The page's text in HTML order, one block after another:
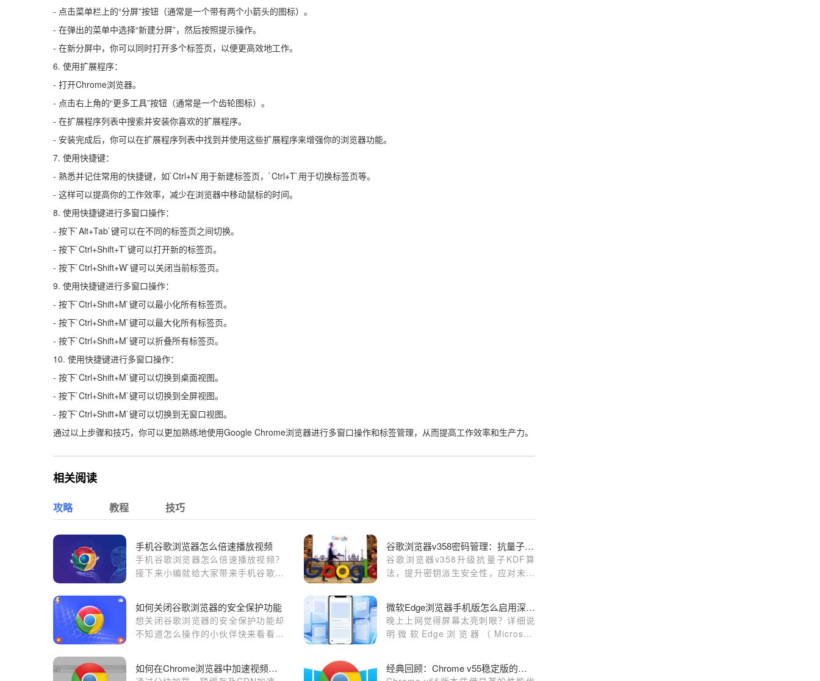
- 点击菜单栏上的“分屏”按钮（通常是一个带有两个小箭头的图标）。
- 在弹出的菜单中选择“新建分屏”，然后按照提示操作。
- 在新分屏中，你可以同时打开多个标签页，以便更高效地工作。
6. 使用扩展程序：
- 打开Chrome浏览器。
- 点击右上角的“更多工具”按钮（通常是一个齿轮图标）。
- 在扩展程序列表中搜索并安装你喜欢的扩展程序。
- 安装完成后，你可以在扩展程序列表中找到并使用这些扩展程序来增强你的浏览器功能。
7. 使用快捷键：
- 熟悉并记住常用的快捷键，如`Ctrl+N`用于新建标签页，`Ctrl+T`用于切换标签页等。
- 这样可以提高你的工作效率，减少在浏览器中移动鼠标的时间。
8. 使用快捷键进行多窗口操作：
- 按下`Alt+Tab`键可以在不同的标签页之间切换。
- 按下`Ctrl+Shift+T`键可以打开新的标签页。
- 按下`Ctrl+Shift+W`键可以关闭当前标签页。
9. 使用快捷键进行多窗口操作：
- 按下`Ctrl+Shift+M`键可以最小化所有标签页。
- 按下`Ctrl+Shift+M`键可以最大化所有标签页。
- 按下`Ctrl+Shift+M`键可以折叠所有标签页。
10. 使用快捷键进行多窗口操作：
- 按下`Ctrl+Shift+M`键可以切换到桌面视图。
- 按下`Ctrl+Shift+M`键可以切换到全屏视图。
- 按下`Ctrl+Shift+M`键可以切换到无窗口视图。
通过以上步骤和技巧，你可以更加熟练地使用Google Chrome浏览器进行多窗口操作和标签管理，从而提高工作效率和生产力。
相关阅读
攻略 教程 技巧
手机谷歌浏览器怎么倍速播放视频
手机谷歌浏览器怎么倍速播放视频？
接下来小编就给大家带来手机谷歌浏
谷歌浏览器v358密码管理：抗量子KDF算法升级
谷歌浏览器v358升级抗量子KDF算
法，提升密钥派生安全性，应对未来
如何关闭谷歌浏览器的安全保护功能
想关闭谷歌浏览器的安全保护功能却
不知道怎么操作的小伙伴快来看看下
微软Edge浏览器手机版怎么启用深色主题
晚上上网觉得屏幕太亮刺眼？详细说
明微软Edge浏览器（Microsoft
提供舒适浏览体验。
如何在Chrome浏览器中加速视频内容加载 经典回顾：Chrome v55稳定版的性能飞跃